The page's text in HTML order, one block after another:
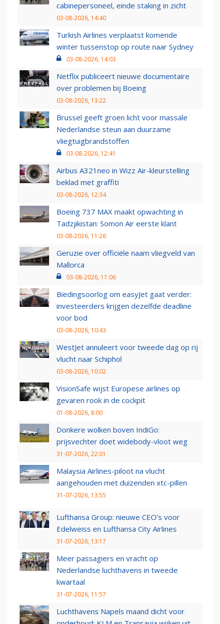
cabinepersoneel, einde staking in zicht
03-08-2026, 14:40
Turkish Airlines verplaatst komende
winter tussenstop op route naar Sydney
03-08-2026, 14:03
Netflix publiceert nieuwe documentaire
over problemen bij Boeing
03-08-2026, 13:22
Brussel geeft groen licht voor massale
Nederlandse steun aan duurzame
vliegtuigbrandstoffen
03-08-2026, 12:41
Airbus A321neo in Wizz Air-kleurstelling
beklad met graffiti
03-08-2026, 12:34
Boeing 737 MAX maakt opwachting in
Tadzjikistan: Somon Air eerste klant
03-08-2026, 11:26
Geruzie over officiële naam vliegveld van
Mallorca
03-08-2026, 11:06
Biedingsoorlog om easyJet gaat verder:
investeerders krijgen dezelfde deadline
voor bod
03-08-2026, 10:43
WestJet annuleert voor tweede dag op rij
vlucht naar Schiphol
03-08-2026, 10:02
VisionSafe wijst Europese airlines op
gevaren rook in de cockpit
01-08-2026, 8:00
Donkere wolken boven IndiGo:
prijsvechter doet widebody-vloot weg
31-07-2026, 22:01
Malaysia Airlines-piloot na vlucht
aangehouden met duizenden xtc-pillen
31-07-2026, 13:55
Lufthansa Group: nieuwe CEO’s voor
Edelweiss en Lufthansa City Airlines
31-07-2026, 13:17
Meer passagiers en vracht op
Nederlandse luchthavens in tweede
kwartaal
31-07-2026, 11:57
Luchthavens Napels maand dicht voor